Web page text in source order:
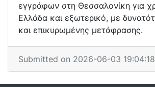
εγγράφων στη Θεσσαλονίκη για
Ελλάδα και εξωτερικό, με
και επικυρωμένης μετάφρασης.
Submitted on 2026-06-03 19:04:18